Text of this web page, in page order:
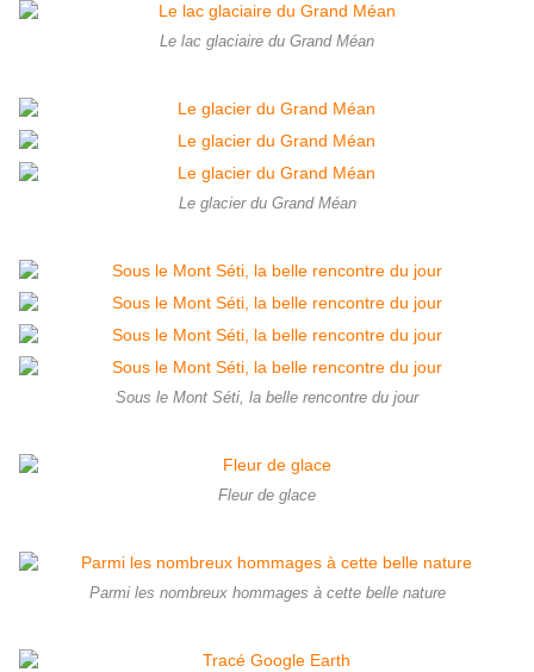
Le lac glaciaire du Grand Méan
Le glacier du Grand Méan
Sous le Mont Séti, la belle rencontre du jour
Fleur de glace
Parmi les nombreux hommages à cette belle nature